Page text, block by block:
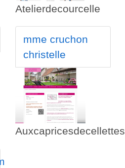
Atelierdecourcelle
mme cruchon
christelle
Auxcapricesdecellettes